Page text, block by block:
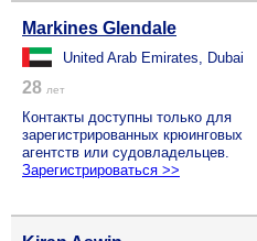
Markines Glendale
United Arab Emirates, Dubai
28 лет
Контакты доступны только для
зарегистрированных крюинговых
агентств или судовладельцев.
Зарегистрироваться >>